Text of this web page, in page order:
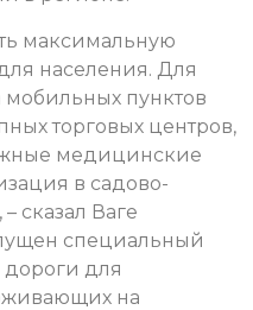
максимальную
населения. Для
мобильных пунктов
торговых центров,
медицинские
в садово-
сказал Ваге
специальный
для
на